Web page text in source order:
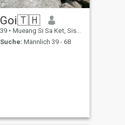
Goi🇹🇭
39 • Mueang Si Sa Ket, Sisaket, Thailand
Suche: Männlich 39 - 68